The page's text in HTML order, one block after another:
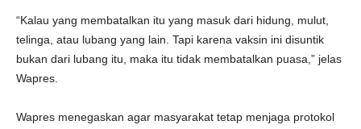
“Kalau yang membatalkan itu yang masuk dari hidung, mulut,
telinga, atau lubang yang lain. Tapi karena vaksin ini disuntik
bukan dari lubang itu, maka itu tidak membatalkan puasa,” jelas
Wapres.
Wapres menegaskan agar masyarakat tetap menjaga protokol